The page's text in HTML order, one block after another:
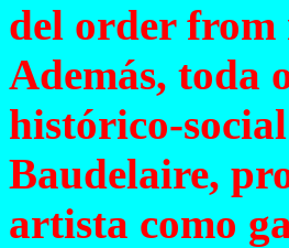
del order
Además, toda
histórico-
Baudelaire,
artista como